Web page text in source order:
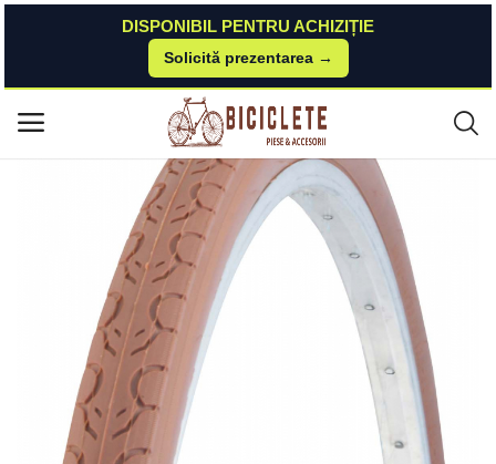
DISPONIBIL PENTRU ACHIZIȚIE
Solicită prezentarea →
Meniu principal
Listă de dorințe
Autentificare
Anvelope-camere
Anvelopa Kenda 700x28 (28-622) Kwest Color 22Tpi Maro Kenda